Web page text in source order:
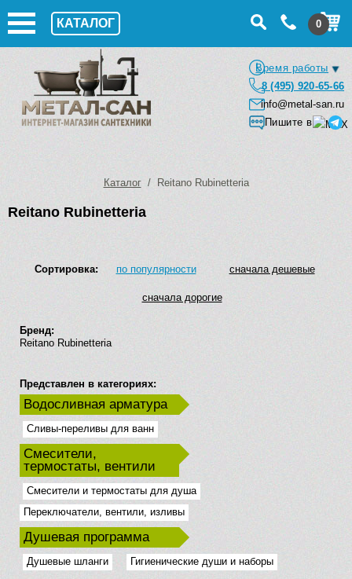
КАТАЛОГ 0
Время работы
8 (495) 920-65-66
info@metal-san.ru
Пишите в
Каталог/ Reitano Rubinetteria
Reitano Rubinetteria
Сортировка: по популярности сначала дешевые
сначала дорогие
Бренд:
Reitano Rubinetteria
Представлен в категориях:
Водосливная арматура
Сливы-переливы для ванн
Смесители,
термостаты, вентили
Смесители и термостаты для душа
Переключатели, вентили, изливы
Душевая программа
Душевые шланги Гигиенические души и наборы